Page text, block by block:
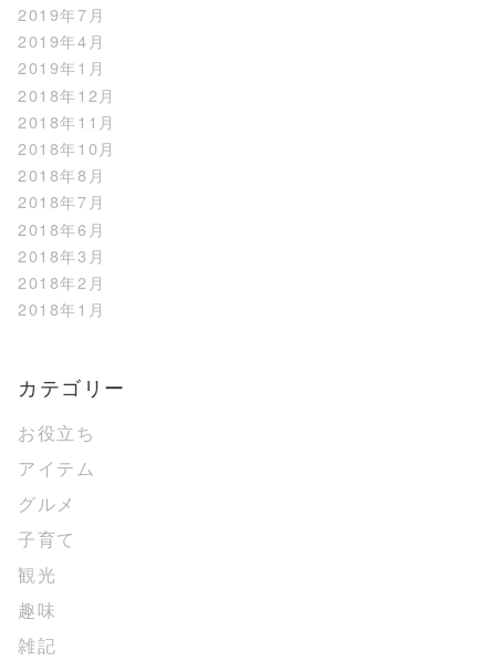
2019年7月
2019年4月
2019年1月
2018年12月
2018年11月
2018年10月
2018年8月
2018年7月
2018年6月
2018年3月
2018年2月
2018年1月
カテゴリー
お役立ち
アイテム
グルメ
子育て
観光
趣味
雑記